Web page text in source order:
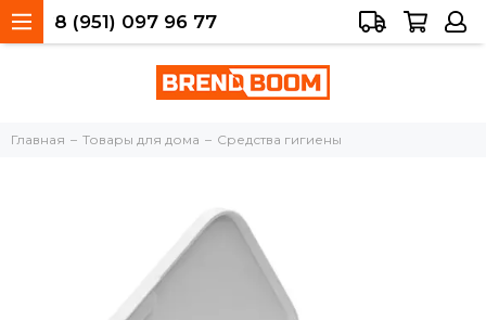
Тольятти, 40 лет Победы, 34а
8 (951) 097 96 77
Главная Товары для дома Средства гигиены